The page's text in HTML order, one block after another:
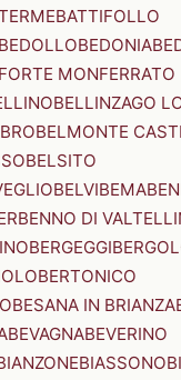
BATTIFOLLO
BEDOLLOBEDONIA
MONFERRATO
BELLINZAGO
BELMONTE
BELSITO
BELVIBEMA
DI
BERGEGGI
BERTONICO
BESANA IN BRIANZA
BEVAGNABEVERINO
BIASSONO